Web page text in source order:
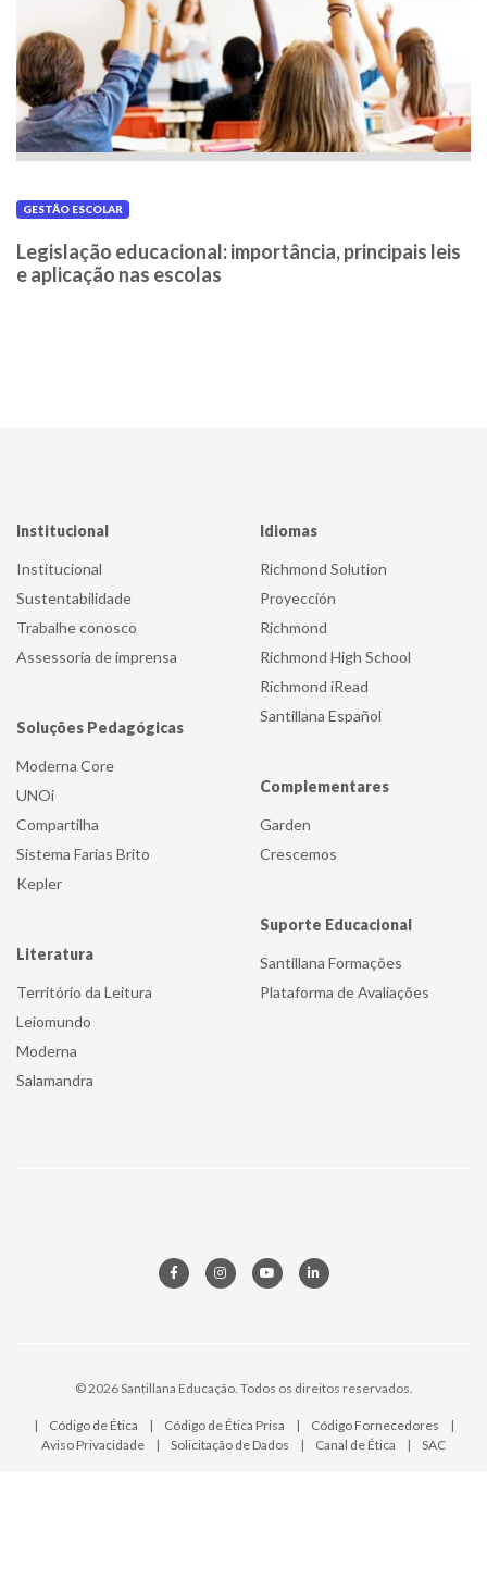
GESTÃO ESCOLAR
Legislação educacional: importância, principais leis
e aplicação nas escolas
Institucional
Institucional
Sustentabilidade
Trabalhe conosco
Assessoria de imprensa
Soluções Pedagógicas
Moderna Core
UNOi
Compartilha
Sistema Farias Brito
Kepler
Literatura
Território da Leitura
Leiomundo
Moderna
Salamandra
Idiomas
Richmond Solution
Proyección
Richmond
Richmond High School
Richmond iRead
Santillana Español
Complementares
Garden
Crescemos
Suporte Educacional
Santillana Formações
Plataforma de Avaliações
© 2026 Santillana Educação. Todos os direitos reservados.
| Código de Ética | Código de Ética Prisa | Código Fornecedores
|
Aviso Privacidade
| Solicitação de Dados | Canal de Ética | SAC